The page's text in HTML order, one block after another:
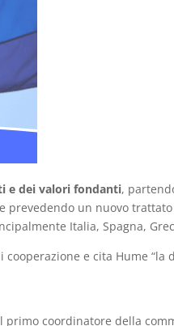
e dei valori fondanti,
prevedendo un nuovo trattato
Italia, Spagna,
e cita Hume “la
coordinatore della